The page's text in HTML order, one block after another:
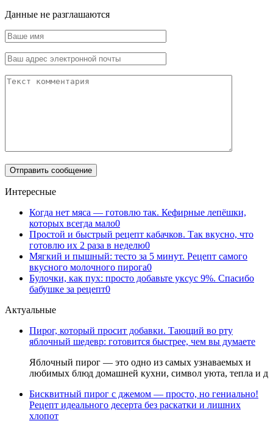
Данные не разглашаются
Интересные
Когда нет мяса — готовлю так. Кефирные лепёшки,
которых всегда мало0
Простой и быстрый рецепт кабачков. Так вкусно, что
готовлю их 2 раза в неделю0
Мягкий и пышный: тесто за 5 минут. Рецепт самого
вкусного молочного пирога0
Булочки, как пух: просто добавьте уксус 9%. Спасибо
бабушке за рецепт0
Актуальные
Пирог, который просит добавки. Тающий во рту
яблочный шедевр: готовится быстрее, чем вы думаете
Яблочный пирог — это одно из самых узнаваемых и
любимых блюд домашней кухни, символ уюта, тепла и д
Бисквитный пирог с джемом — просто, но гениально!
Рецепт идеального десерта без раскатки и лишних
хлопот